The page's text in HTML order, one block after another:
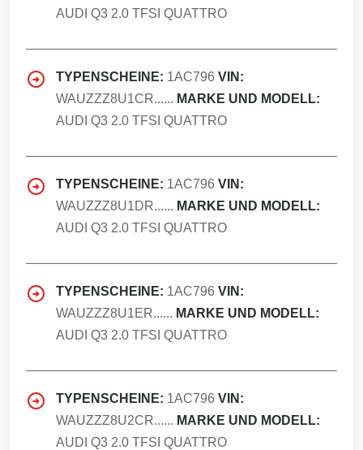
AUDI Q3 2.0 TFSI QUATTRO
TYPENSCHEINE: 1AC796 VIN:
WAUZZZ8U1CR...... MARKE UND MODELL:
AUDI Q3 2.0 TFSI QUATTRO
TYPENSCHEINE: 1AC796 VIN:
WAUZZZ8U1DR...... MARKE UND MODELL:
AUDI Q3 2.0 TFSI QUATTRO
TYPENSCHEINE: 1AC796 VIN:
WAUZZZ8U1ER...... MARKE UND MODELL:
AUDI Q3 2.0 TFSI QUATTRO
TYPENSCHEINE: 1AC796 VIN:
WAUZZZ8U2CR...... MARKE UND MODELL:
AUDI Q3 2.0 TFSI QUATTRO